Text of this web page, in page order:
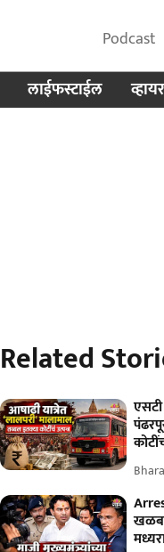
Podcast
लाईफस्टाईल
Related